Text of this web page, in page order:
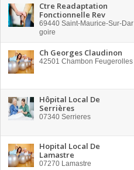
Ctre Readaptation
Fonctionnelle Rev
69440 Saint-Maurice-Sur-Dar
goire
Ch Georges Claudinon
42501 Chambon Feugerolles
Hôpital Local De
Serrières
07340 Serrieres
Hopital Local De
Lamastre
07270 Lamastre